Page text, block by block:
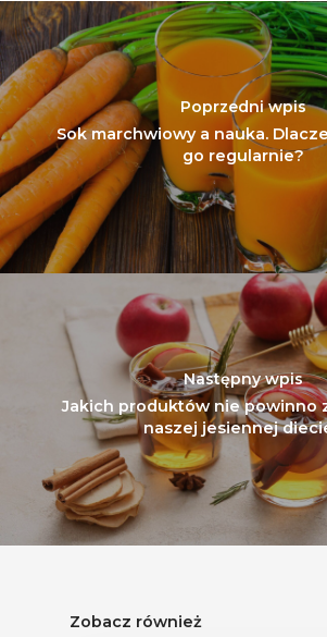
Poprzedni wpis
Sok marchwiowy a nauka.
go regularnie?
Następny wpis
Jakich produktów nie powinno
naszej jesiennej
Zobacz również